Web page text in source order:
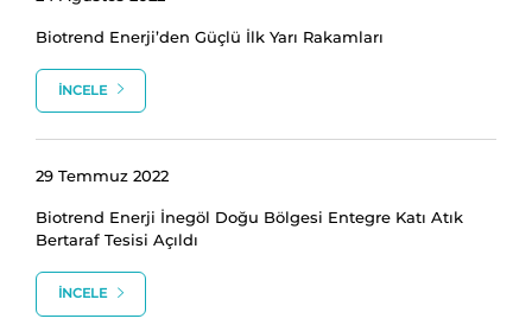
Biotrend Enerji’den Güçlü İlk Yarı Rakamları
İNCELE
29 Temmuz 2022
Biotrend Enerji İnegöl Doğu Bölgesi Entegre Katı Atık
Bertaraf Tesisi Açıldı
İNCELE